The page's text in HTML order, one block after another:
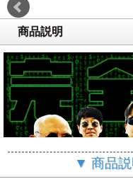
商品説明
▼ 商品